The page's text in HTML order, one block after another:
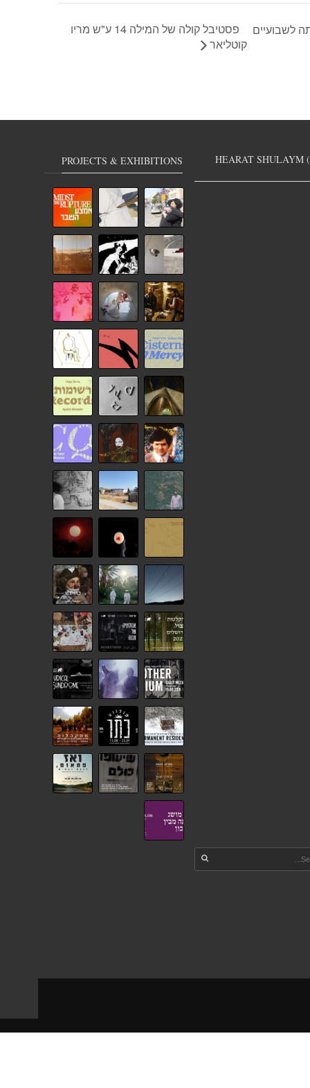
לשבועיים
פסטיבל קולה של המילה 14 ע"ש מריו
קוטליאר
HEARAT SHULAYM
PROJECTS & EXHIBITIONS